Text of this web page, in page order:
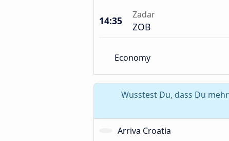
14:35 Zadar
ZOB
Economy
Wusstest Du, dass Du
Arriva Croatia